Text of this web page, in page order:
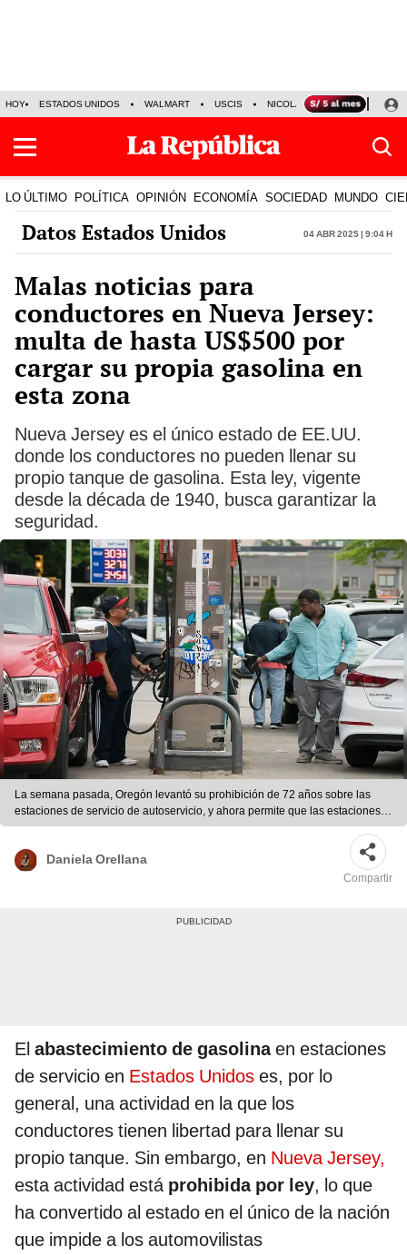
HOY ESTADOS UNIDOS WALMART USCIS NICOLÁS MADURO P-8
LO ÚLTIMO POLÍTICA OPINIÓN ECONOMÍA SOCIEDAD MUNDO
Datos Estados Unidos 04 Abr 2025 | 9:04 h
Malas noticias para
conductores en Nueva Jersey:
multa de hasta US$500 por
cargar su propia gasolina en
esta zona
Nueva Jersey es el único estado de EE.UU.
donde los conductores no pueden llenar su
propio tanque de gasolina. Esta ley, vigente
desde la década de 1940, busca garantizar la
seguridad.
La semana pasada, Oregón levantó su prohibición de 72 años sobre las
estaciones de servicio de autoservicio, y ahora permite que las estaciones
operen la mitad de sus surtidores como autoservicio. Foto: AFP.
Daniela Orellana
Compartir
El abastecimiento de gasolinaen estaciones
de servicio en Estados Unidos es, por lo
general, una actividad en la que los
conductores tienen libertad para llenar su
propio tanque. Sin embargo, en Nueva Jersey,
esta actividad está prohibida por ley, lo que
ha convertido al estado en el único de la nación
que impide a los automovilistas